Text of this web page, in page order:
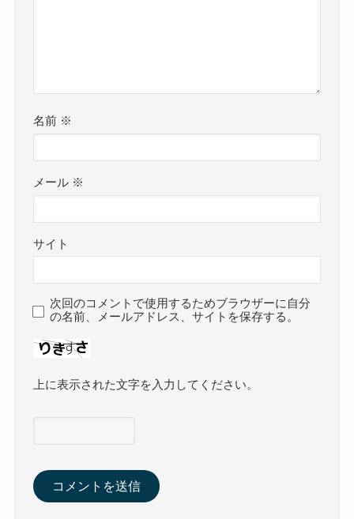
名前 ※
メール ※
サイト
次回のコメントで使用するためブラウザーに自分
の名前、メールアドレス、サイトを保存する。
上に表示された文字を入力してください。